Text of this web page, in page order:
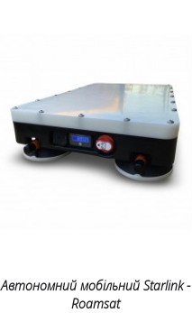
Автономний мобільний Starlink -
Roamsat